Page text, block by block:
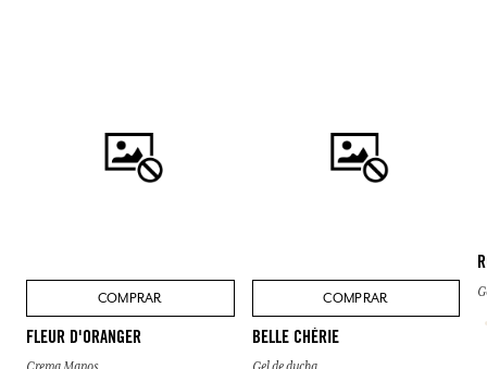
COMPRAR
FLEUR D'ORANGER
COMPRAR
BELLE CHÉRIE